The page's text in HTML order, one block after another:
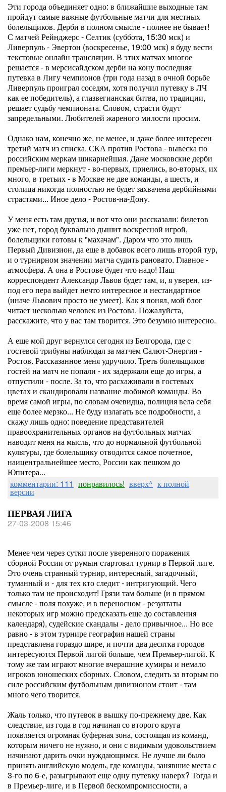
Эти города объединяет одно: в ближайшие выходные там
пройдут самые важные футбольные матчи для местных
болельщиков. Дерби в полном смысле - полнее не бывает!
С матчей Рейнджерс - Селтик (суббота, 15:30 мск) и
Ливерпуль - Эвертон (воскресенье, 19:00 мск) я буду вести
текстовые онлайн трансляции. В этих матчах многое
решается - в мерсисайдском дерби на кону последняя
путевка в Лигу чемпионов (три года назад в очной борьбе
Ливерпуль проиграл соседям, хотя получил путевку в ЛЧ
как ее победитель), а глазвегианская битва, по традиции,
решает судьбу чемпионата. Словом, страсти будут
запредельными. Любителей жареного милости просим.
Однако нам, конечно же, не менее, и даже более интересен
третий матч из списка. СКА против Ростова - вывеска по
российским меркам шикарнейшая. Даже московские дерби
премьер-лиги меркнут - во-первых, приелись, во-вторых, их
много, в третьих - в Москве не две команды, а шесть, и
столица никогда полностью не будет захвачена дербийными
страстями... Иное дело - Ростов-на-Дону.
У меня есть там друзья, и вот что они рассказали: билетов
уже нет, город буквально дышит воскресной игрой,
болельщики готовы к "махачам". Даром что это лишь
Первый Дивизион, да еще в добавок всего лишь второй тур,
и о турнирном значении матча судить рановато. Главное -
атмосфера. А она в Ростове будет что надо! Наш
корреспондент Александр Львов будет там, и, я уверен, из-
под его пера выйдет нечто интересное и нестандартное
(иначе Львович просто не умеет). Как я понял, мой блог
читает несколько человек из Ростова. Пожалуйста,
расскажите, что у вас там творится. Это безумно интересно.
А еще мой друг вернулся сегодня из Белгорода, где с
гостевой трибуны наблюдал за матчем Салют-Энергия -
Ростов. Рассказанное меня удручило. Треть болельщиков
гостей на матч не попали - их задержали еще до игры, а
отпустили - после. За то, что расхаживали в гостевых
цветах и скандировали название любимой команды. Во
время самой игры, по словам очевидца, полиция вела себя
еще более мерзко... Не буду излагать все подробности, а
скажу лишь одно: поведение представителей
правоохранительных органов на футбольных матчах
наводит меня на мысль, что до нормальной футбольной
культуры, где болельщику отводится самое почетное,
наицентральнейшее место, России как пешком до
Юпитера...
комментарии: 111 понравилось! вверх^ к полной
версии
ПЕРВАЯ ЛИГА
27-03-2008 15:46
Менее чем через сутки после уверенного поражения
сборной России от румын стартовал турнир в Первой лиге.
Это очень странный турнир, интересный, загадочный,
туманный и - для тех кто следит - интригующий. Чего
только там не происходит! Грязи там больше (и в прямом
смысле - поля похуже, и в переносном - резултаты
некоторых игр можно предсказать еще до составления
календаря), судейские скандалы - дело привычное... Но все
равно - в этом турнире география нашей страны
представлена гораздо шире, и почти два десятка городов
интересуются Первой лигой больше, чем Премьер-лигой. К
тому же там играют многие вчерашние кумиры и немало
игроков юношеских сборных. Словом, следить за вторым по
силе российским футбольным дивизионом стоит - там
много чего творится.
Жаль только, что путевок в вышку по-прежнему две. Как
следствие, из года в год начиная со второго круга
появляется огромная буферная зона, состоящая из команд,
которым ничего не нужно, и они с видимым удовольствием
начинают дарить очки нуждающимся. Не лучше ли было
принять английскую модель, где команды, занявшие места с
3-го по 6-е, разыгрывают еще одну путевку наверх? Тогда и
в Премьер-лиге, и в Первой бескомпромиссности, а